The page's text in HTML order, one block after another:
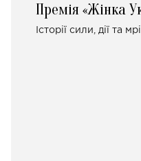
Премія «Жінка
Історії сили, дії та